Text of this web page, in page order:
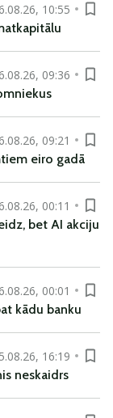
10:55
09:36
09:21
eiro gadā
00:11
bet AI akciju
00:01
kādu banku
16:19
neskaidrs